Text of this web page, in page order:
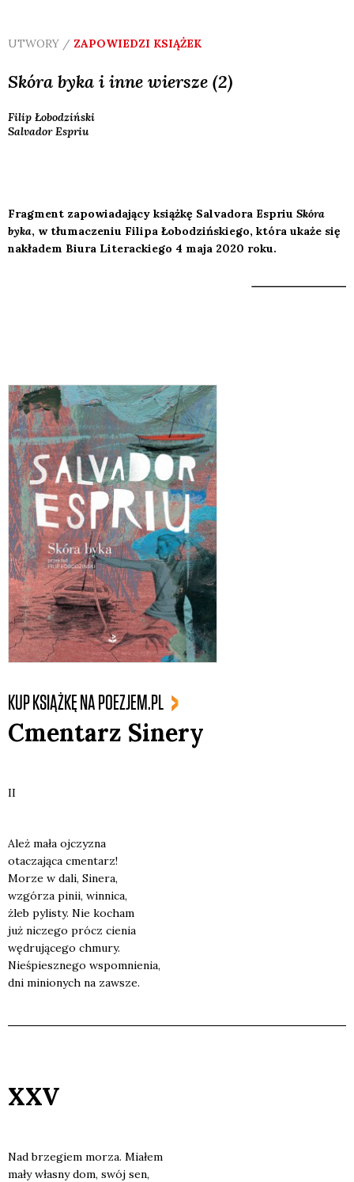
UTWORY / ZAPOWIEDZI KSIĄŻEK
Skóra byka i inne wiersze (2)
Filip Łobodziński
SalvadorEspriu
Fragment zapowiadający książkę Salvadora Espriu Skóra
byka, w tłumaczeniu Filipa Łobodzińskiego, która ukaże się
nakładem Biura Literackiego 4 maja 2020 roku.
KUP KSIĄŻKĘ NA POEZJEM.PL
Cmentarz Sinery
II
Ależ mała ojczy­zna
ota­cza­ją­ca cmen­tarz!
Morze w dali, Sine­ra,
wzgó­rza pinii, win­ni­ca,
żleb pyli­sty. Nie kocham
już nicze­go prócz cie­nia
wędru­ją­ce­go chmu­ry.
Nie­śpiesz­ne­go wspo­mnie­nia,
dni minio­nych na zawsze.
XXV
Nad brze­giem morza. Mia­łem
mały wła­sny dom, swój sen,